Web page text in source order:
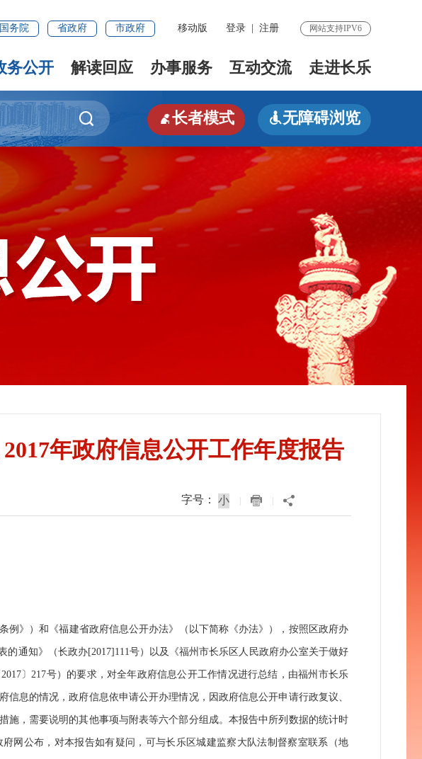
国务院 省政府 市政府 移动版 登录 注册 网站支持IPV6
务公开 解读回应 办事服务 互动交流 走进长乐
 长者模式 无障碍浏览
年政府信息公开工作年度报告
字号：
例》）和《福建省政府信息公开办法》（以下简称《办法》），按照区政府办
的通知》（长政办[2017]111号） 以及《福州市长乐区人民政府办公室关于做好
2017〕217号）的要求，对全年政府信息公开工作情况进行总结，由福州市长乐
息的情况，政府信息依申请公开办理情况，因政府信息公开申请行政复议、
施，需要说明的其他事项与附表等六个部分组成。本报告中所列数据的统计时
府网公布，对本报告如有疑问，可与长乐区城建监察大队法制督察室联系（地